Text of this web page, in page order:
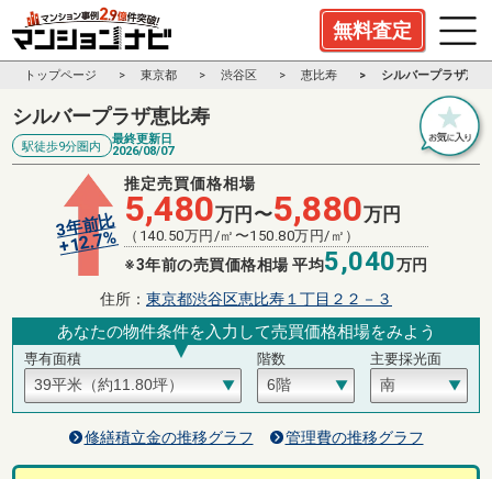
無料査定
トップページ 東京都 渋谷区 恵比寿 シルバープラザ恵
シルバープラザ恵比寿
駅徒歩9分圏内
最終更新日
2026/08/07
3年前比
+12.7%
推定売買価格相場
5,480万円〜5,880万円
（ 140.50万円/㎡〜150.80万円/㎡）
※3年前の売買価格相場 平均5,040万円
住所： 東京都渋谷区恵比寿１丁目２２－３
あなたの物件条件を入力して売買価格相場をみよう
専有面積 階数 主要採光面
修繕積立金の推移グラフ 管理費の推移グラフ